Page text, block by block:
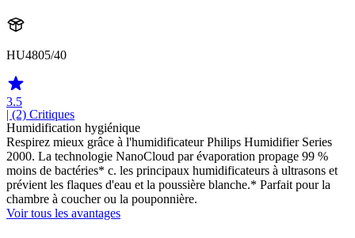
HU4805/40
3.5
| (2) Critiques
Humidification hygiénique
Respirez mieux grâce à l'humidificateur Philips Humidifier Series
2000. La technologie NanoCloud par évaporation propage 99 %
moins de bactéries* c. les principaux humidificateurs à ultrasons et
prévient les flaques d'eau et la poussière blanche.* Parfait pour la
chambre à coucher ou la pouponnière.
Voir tous les avantages